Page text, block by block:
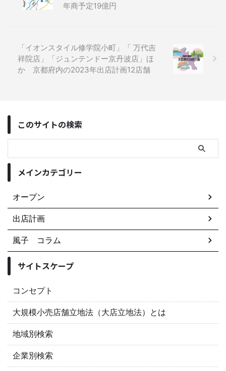
年商予定19億円
「イオンスタイル修学院小町」「 万代吉
祥院店」「ジュンテンドー京丹波店」ほ
か 京都府内の2023年出店計画12店舗
このサイトの検索
メインカテゴリー
オープン
出店計画
風子 コラム
サイトスケープ
コンセプト
大規模小売店舗立地法（大店立地法）とは
地域別検索
企業別検索